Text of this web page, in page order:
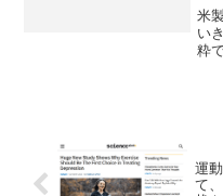
米
い
粋
運
て